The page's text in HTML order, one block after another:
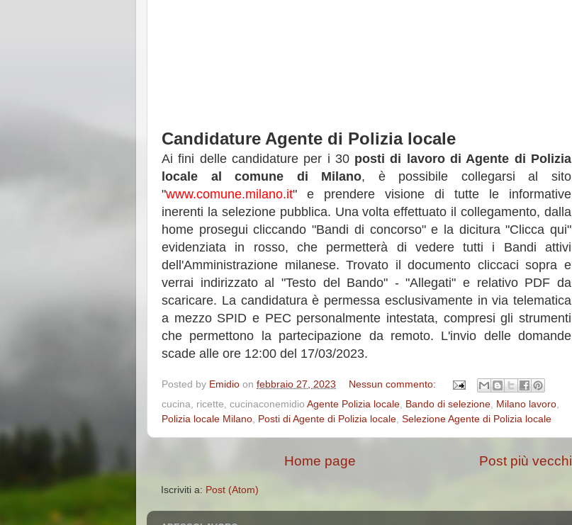
Candidature Agente di Polizia locale
Ai fini delle candidature per i 30 posti di lavoro di Agente di Polizia
locale al comune di Milano, è possibile collegarsi al sito
"www.comune.milano.it" e prendere visione di tutte le informative
inerenti la selezione pubblica. Una volta effettuato il collegamento, dalla
home prosegui cliccando "Bandi di concorso" e la dicitura "Clicca qui"
evidenziata in rosso, che permetterà di vedere tutti i Bandi attivi
dell'Amministrazione milanese. Trovato il documento cliccaci sopra e
verrai indirizzato al "Testo del Bando" - "Allegati" e relativo PDF da
scaricare. La candidatura è permessa esclusivamente in via telematica
a mezzo SPID e PEC personalmente intestata, compresi gli strumenti
che permettono la partecipazione da remoto. L'invio delle domande
scade alle ore 12:00 del 17/03/2023.
Posted by Emidio on febbraio 27, 2023
Nessun commento:
cucina, ricette, cucinaconemidio Agente Polizia locale Bando di selezione Milano lavoro
Polizia locale Milano
Posti di Agente di Polizia locale Selezione Agente di Polizia locale
Post più vecchi
Home page
Iscriviti a: Post (Atom)